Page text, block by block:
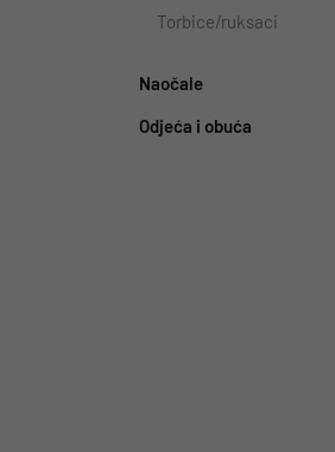
Torbice/ruksaci
Naočale
Odjeća i obuća